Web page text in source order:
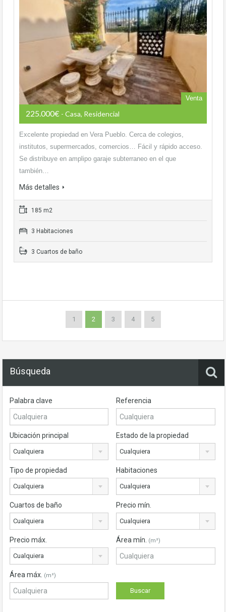
Venta
225.000€ - Casa, Residencial
Excelente propiedad en Vera Pueblo. Cerca de colegios,
institutos, supermercados, comercios… Fácil y rápido acceso.
Se distribuye en amplipo garaje subterraneo en el que
también…
Más detalles
185 m2
3 Habitaciones
3 Cuartos de baño
1 2 3 4 5
Búsqueda
Palabra clave Referencia
Ubicación principal
Cualquiera
Estado de la propiedad
Cualquiera
Tipo de propiedad
Cualquiera
Habitaciones
Cualquiera
Cuartos de baño
Cualquiera
Precio mín.
Cualquiera
Precio máx.
Cualquiera
Área mín. (m²)
Área máx. (m²)